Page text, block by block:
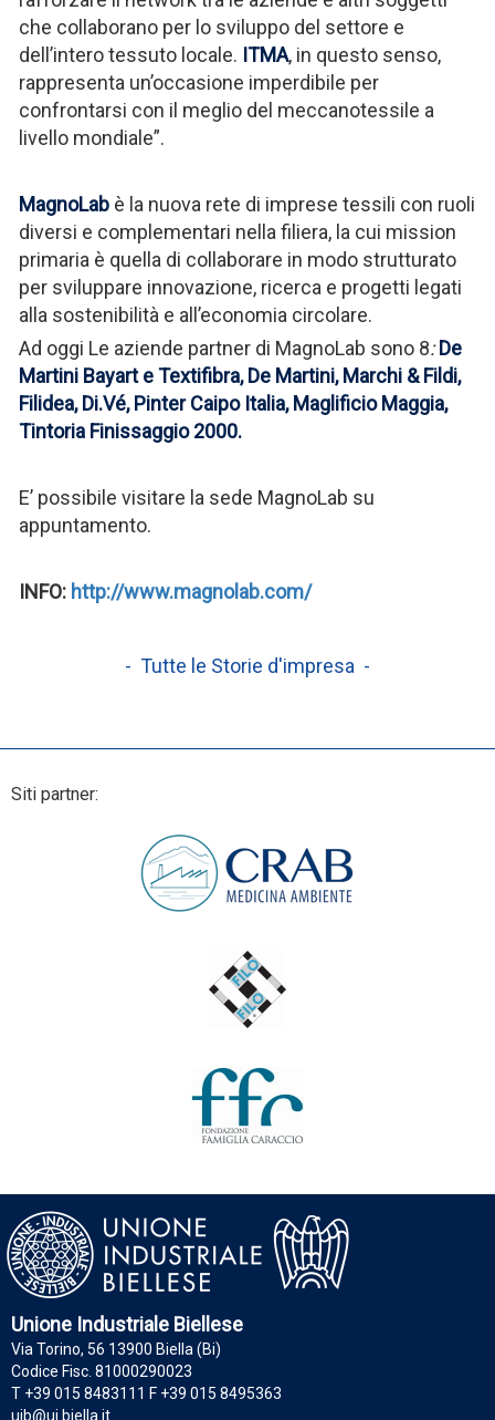
che collaborano per lo sviluppo del settore e
dell’intero tessuto locale. ITMA, in questo senso,
rappresenta un’occasione imperdibile per
confrontarsi con il meglio del meccanotessile a
livello mondiale”.
MagnoLab è la nuova rete di imprese tessili con ruoli
diversi e complementari nella filiera, la cui mission
primaria è quella di collaborare in modo strutturato
per sviluppare innovazione, ricerca e progetti legati
alla sostenibilità e all’economia circolare.
Ad oggi Le aziende partner di MagnoLab sono 8:De
Martini Bayart e Textifibra, De Martini, Marchi & Fildi,
Filidea, Di.Vé, Pinter Caipo Italia, Maglificio Maggia,
Tintoria Finissaggio 2000.
E’ possibile visitare la sede MagnoLab su
appuntamento.
INFO: http://www.magnolab.com/
- Tutte le Storie d'impresa -
Siti partner:
Unione Industriale Biellese
Via Torino, 56 13900 Biella (Bi)
Codice Fisc. 81000290023
T +39 015 8483111 F +39 015 8495363
uib@ui.biella.it